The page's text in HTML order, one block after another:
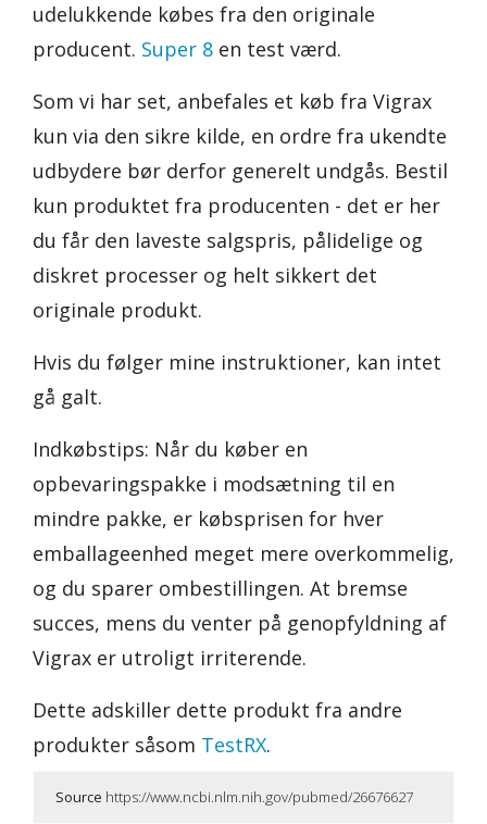
udelukkende købes fra den originale
producent. Super 8 en test værd.
Som vi har set, anbefales et køb fra Vigrax
kun via den sikre kilde, en ordre fra ukendte
udbydere bør derfor generelt undgås. Bestil
kun produktet fra producenten - det er her
du får den laveste salgspris, pålidelige og
diskret processer og helt sikkert det
originale produkt.
Hvis du følger mine instruktioner, kan intet
gå galt.
Indkøbstips: Når du køber en
opbevaringspakke i modsætning til en
mindre pakke, er købsprisen for hver
emballageenhed meget mere overkommelig,
og du sparer ombestillingen. At bremse
succes, mens du venter på genopfyldning af
Vigrax er utroligt irriterende.
Dette adskiller dette produkt fra andre
produkter såsom TestRX.
Source https://www.ncbi.nlm.nih.gov/pubmed/26676627